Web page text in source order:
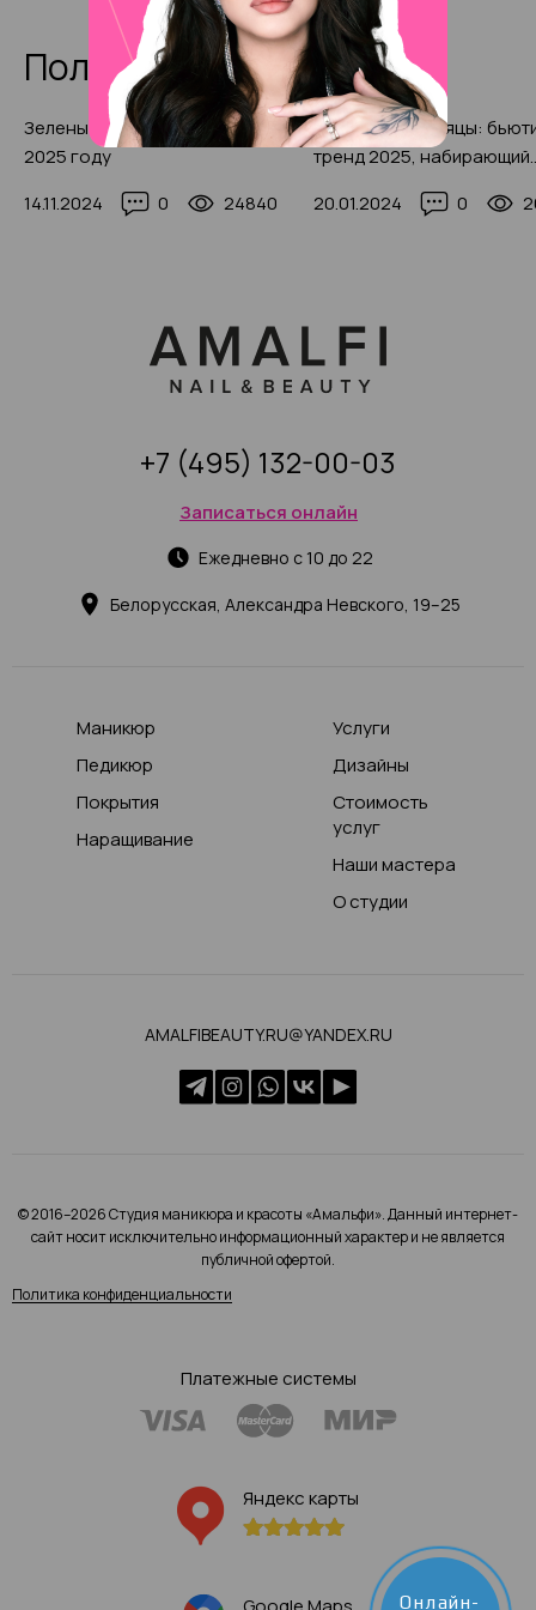
Полезные статьи
Зеленые цвета маникюра в
2025 году
14.11.2024
0 24840
Брови-полумесяцы:
тренд 2025, набирающий
примерами)
20.01.2024 0
Белорусская, Александра Невского, 19–25
Ежедневно с 10 до 22
Записаться онлайн
+7 (495) 132-00-03
Маникюр
Педикюр
Покрытия
Наращивание
Услуги
Дизайны
Стоимость
услуг
Наши мастера
О студии
AMALFIBEAUTY.RU@YANDEX.RU
© 2016–2026 Студия маникюра и красоты «Амальфи». Данный интернет-
сайт носит исключительно информационный характер и не является
публичной офертой.
Политика конфиденциальности
Платежные системы
Яндекс карты
Онлайн-